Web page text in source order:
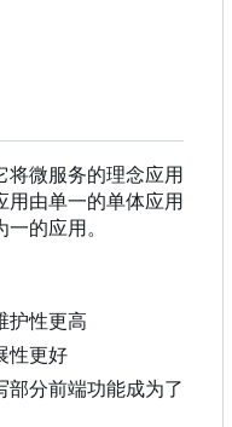
将微服务的理念应用
用由单一的单体应用
的应用。
护性更高
性更好
部分前端功能成为了